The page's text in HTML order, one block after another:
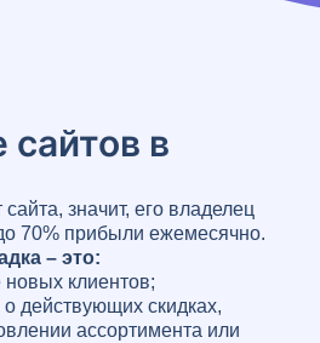
в
значит, его владелец
70% прибыли ежемесячно.
– это:
клиентов;
действующих скидках,
ассортимента или